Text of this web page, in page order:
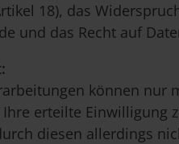
18), das
und das Recht auf
können nur
erteilte Einwilligung
diesen allerdings